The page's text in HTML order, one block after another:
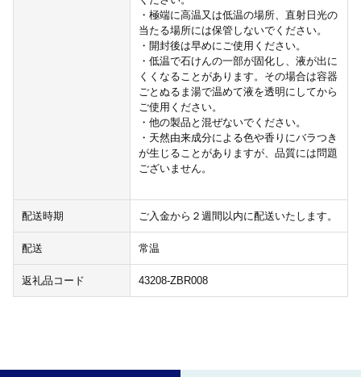
・極端に高温又は低温の場所、直射日光の
当たる場所には保管しないでください。
・開封後は早めにご使用ください。
・低温で石けんの一部が固化し、液が出に
くくなることがあります。その場合は容器
ごとぬるま湯で温めて液を透明にしてから
ご使用ください。
・他の製品と混ぜないでください。
・天然由来成分による色や香りにバラつき
が生じることがありますが、品質には問題
ございません。
配送時期 ご入金から２週間以内に配送いたします。
配送 常温
返礼品コード 43208-ZBR008